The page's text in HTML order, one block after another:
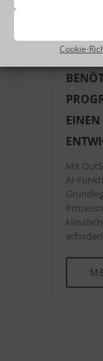
Cookie-
Mit
AI-